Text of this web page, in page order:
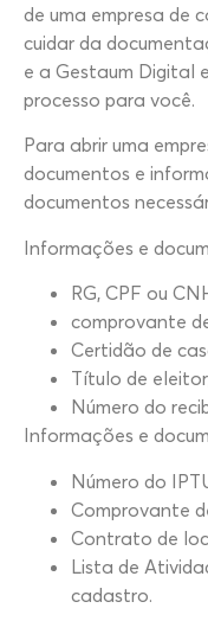
de uma empresa de
cuidar da
e a Gestaum Digital
processo para você.
Para abrir uma
documentos e
documentos
Informações e
RG, CPF ou
comprovante
Certidão de
Título de
Número do
Informações e
Número do
Comprovante
Contrato de
Lista de
cadastro.